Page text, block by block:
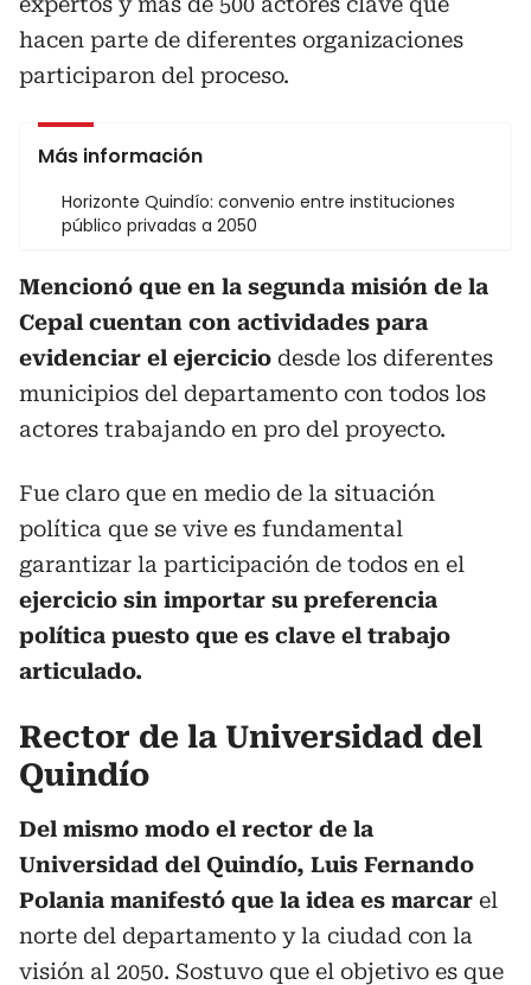
hacen parte de diferentes organizaciones
participaron del proceso.
Más información
Horizonte Quindío: convenio entre instituciones
público privadas a 2050
Mencionó que en la segunda misión de la
Cepal cuentan con actividades para
evidenciar el ejercicio desde los diferentes
municipios del departamento con todos los
actores trabajando en pro del proyecto.
Fue claro que en medio de la situación
política que se vive es fundamental
garantizar la participación de todos en el
ejercicio sin importar su preferencia
política puesto que es clave el trabajo
articulado.
Rector de la Universidad del
Quindío
Del mismo modo el rector de la
Universidad del Quindío, Luis Fernando
Polania manifestó que la idea es marcar el
norte del departamento y la ciudad con la
visión al 2050. Sostuvo que el objetivo es que